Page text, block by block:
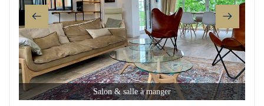
Salon & salle à manger